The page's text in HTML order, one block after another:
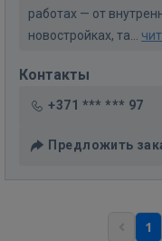
работах — от
новостройках, та...
Контакты
+371 *** *** 97
Предложить
1